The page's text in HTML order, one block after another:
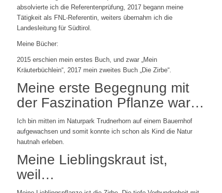
absolvierte ich die Referentenprüfung, 2017 begann meine
Tätigkeit als FNL-Referentin, weiters übernahm ich die
Landesleitung für Südtirol.
Meine Bücher:
2015 erschien mein erstes Buch, und zwar „Mein
Kräuterbüchlein“, 2017 mein zweites Buch „Die Zirbe“.
Meine erste Begegnung mit
der Faszination Pflanze war…
Ich bin mitten im Naturpark Trudnerhorn auf einem Bauernhof
aufgewachsen und somit konnte ich schon als Kind die Natur
hautnah erleben.
Meine Lieblingskraut ist,
weil…